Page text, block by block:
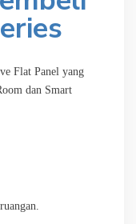
Flat Panel yang
dan Smart